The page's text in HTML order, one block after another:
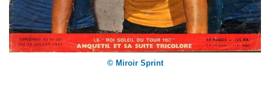
© Miroir Sprint